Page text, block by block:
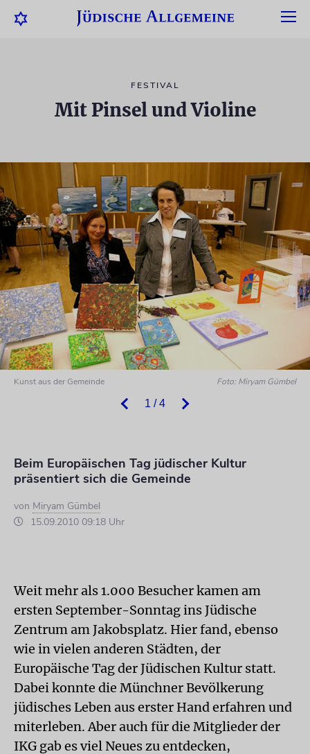
FESTIVAL
Mit Pinsel und Violine
1 / 4
Kunst aus der Gemeinde Foto: Miryam Gümbel
Beim Europäischen Tag jüdischer Kultur
präsentiert sich die Gemeinde
von Miryam Gümbel
15.09.2010 09:18 Uhr
Weit mehr als 1.000 Besucher kamen am
ersten September-Sonntag ins Jüdische
Zentrum am Jakobsplatz. Hier fand, ebenso
wie in vielen anderen Städten, der
Europäische Tag der Jüdischen Kultur statt.
Dabei konnte die Münchner Bevölkerung
jüdisches Leben aus erster Hand erfahren und
miterleben. Aber auch für die Mitglieder der
IKG gab es viel Neues zu entdecken,